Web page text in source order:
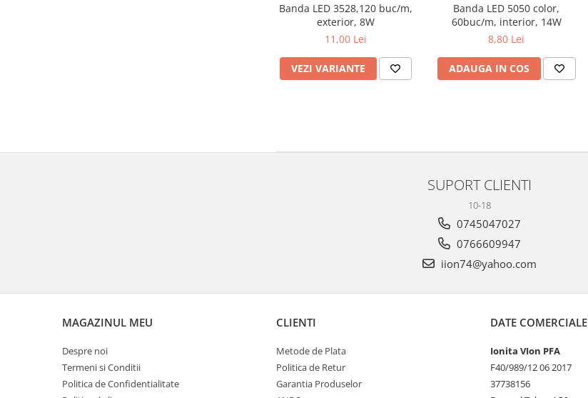
Banda LED 3528,120 buc/m,
exterior, 8W
11,00 Lei
VEZI VARIANTE
Banda LED 5050 color,
60buc/m, interior, 14W
8,80 Lei
ADAUGA IN COS
SUPORT CLIENTI
10-18
0745047027
0766609947
iion74@yahoo.com
MAGAZINUL MEU
Despre noi
Termeni si Conditii
Politica de Confidentialitate
CLIENTI
Metode de Plata
Politica de Retur
Garantia Produselor
DATE COMERCIALE
Ionita VIon PFA
F40/989/12 06 2017
37738156